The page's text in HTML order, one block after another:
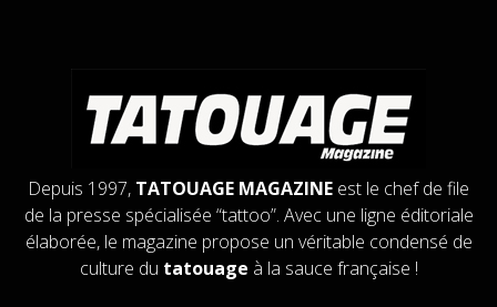
Depuis 1997, TATOUAGE MAGAZINE est le chef de file
de la presse spécialisée “tattoo”. Avec une ligne éditoriale
élaborée, le magazine propose un véritable condensé de
culture du tatouage à la sauce française !